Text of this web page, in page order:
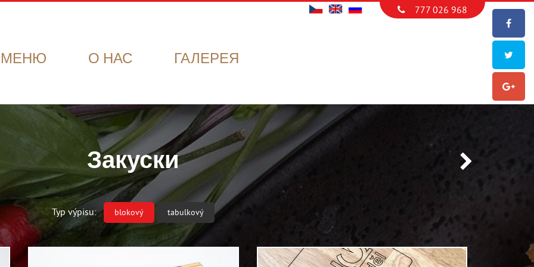
777 026 968
МЕНЮ О НАС ГАЛЕРЕЯ
Закуски
Typ výpisu: blokový tabulkový